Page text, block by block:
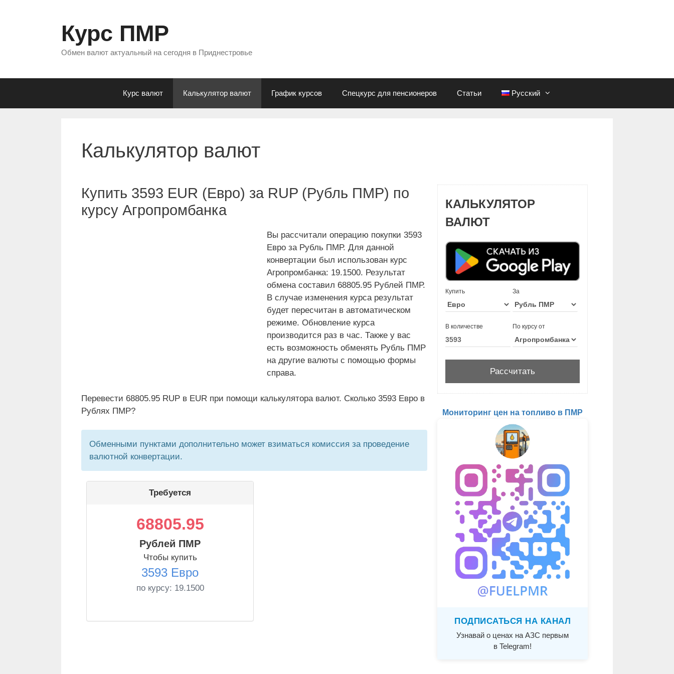
Курс ПМР
Обмен валют актуальный на сегодня в Приднестровье
Курс валют Калькулятор валют График курсов Спецкурс для пенсионеров Статьи Русский
Калькулятор валют
Купить 3593 EUR (Евро) за RUP (Рубль ПМР) по
курсу Агропромбанка
Вы рассчитали операцию покупки 3593
Евро за Рубль ПМР. Для данной
конвертации был использован курс
Агропромбанка: 19.1500. Результат
обмена составил 68805.95 Рублей ПМР.
В случае изменения курса результат
будет пересчитан в автоматическом
режиме. Обновление курса
производится раз в час. Также у вас
есть возможность обменять Рубль ПМР
на другие валюты с помощью формы
справа.
Перевести 68805.95 RUP в EUR при помощи калькулятора валют. Сколько 3593 Евро в
Рублях ПМР?
Обменными пунктами дополнительно может взиматься комиссия за проведение
валютной конвертации.
Требуется
68805.95
Рублей ПМР
Чтобы купить
3593 Евро
по курсу: 19.1500
КАЛЬКУЛЯТОР
ВАЛЮТ
Купить За
В количестве По курсу от
Мониторинг цен на топливо в ПМР
ПОДПИСАТЬСЯ НА КАНАЛ
Узнавай о ценах на АЗС первым
в Telegram!